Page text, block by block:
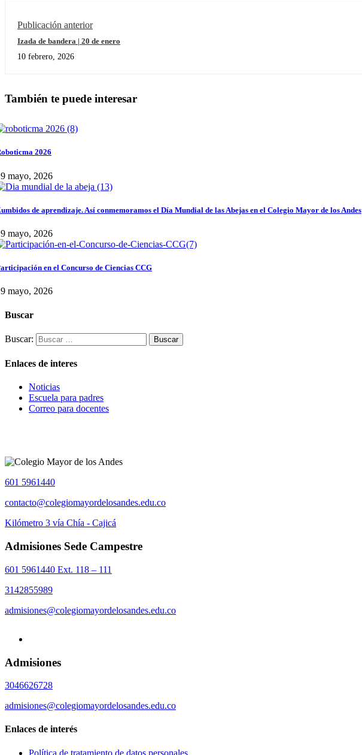
Publicación anterior
Izada de bandera | 20 de enero
10 febrero, 2026
También te puede interesar
2026
mayo, 2026
de aprendizaje. Así conmemoramos el Día Mundial de las Abejas en el Colegio Mayor de los Andes
mayo, 2026
en el Concurso de Ciencias CCG
mayo, 2026
Buscar
Buscar:
Enlaces de interes
Noticias
Escuela para padres
Correo para docentes
601 5961440
contacto@colegiomayordelosandes.edu.co
Kilómetro 3 vía Chía - Cajicá
Admisiones Sede Campestre
601 5961440 Ext. 118 – 111
3142855989
admisiones@colegiomayordelosandes.edu.co
Admisiones
3046626728
admisiones@colegiomayordelosandes.edu.co
Enlaces de interés
Política de tratamiento de datos personales